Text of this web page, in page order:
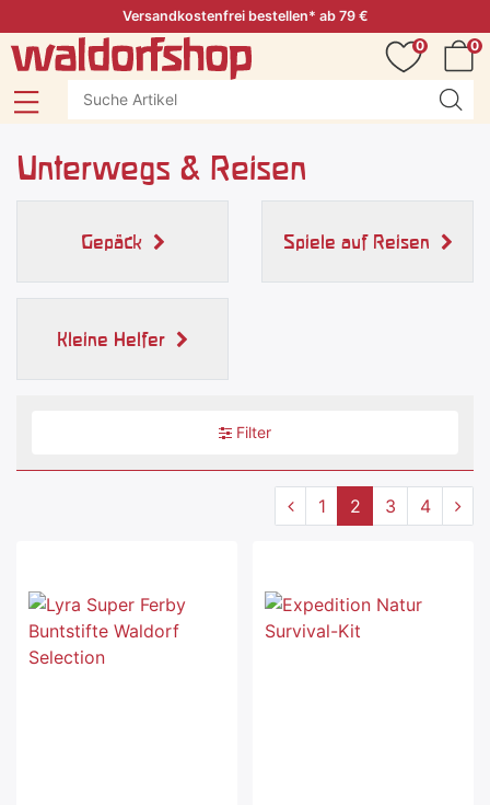
Versandkostenfrei bestellen* ab 79 €
0
0
Unterwegs & Reisen
Gepäck Spiele auf Reisen
Kleine Helfer
Filter
1 2 3 4